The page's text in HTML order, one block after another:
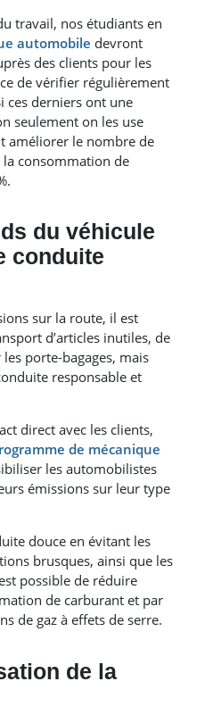
travail, nos étudiants en
automobile devront
des clients pour les
de vérifier régulièrement
ces derniers ont une
seulement on les use
améliorer le nombre de
consommation de
du véhicule
conduite
sur la route, il est
d’articles inutiles, de
porte-bagages, mais
responsable et
direct avec les clients,
de mécanique
les automobilistes
émissions sur leur type
douce en évitant les
brusques, ainsi que les
possible de réduire
de carburant et par
de gaz à effets de serre.
de la